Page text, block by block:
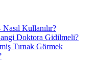
Kullanılır?
Doktora Gidilmeli?
Tırnak Görmek